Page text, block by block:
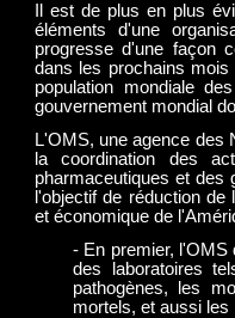
Il est de plus en plus
éléments d'une
progresse d'une façon
dans les prochains
population mondiale
gouvernement mondial
L'OMS, une agence des
la coordination des
pharmaceutiques et des
l'objectif de réduction
et économique de
- En premier, l'OMS
des laboratoires
pathogènes, les
mortels, et aussi les